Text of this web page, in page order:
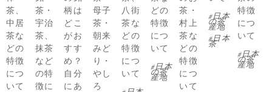
茶、
中居
茶な
どの
特徴
につ
いて
茶・
宇治
茶、
抹茶
など
の特
徴に
柄は
どこ
がお
すす
め？
自分
にあ
母子
茶・
朝来
みど
り・
やし
ろ
八街
茶な
どの
特徴
につ
いて
どの
特徴
につ
いて
日本
の茶
産地
茶・
村上
茶な
どの
特徴
につ
いて
日本
の茶
産地
日本
茶
特徴
につ
いて
日本
の茶
産地